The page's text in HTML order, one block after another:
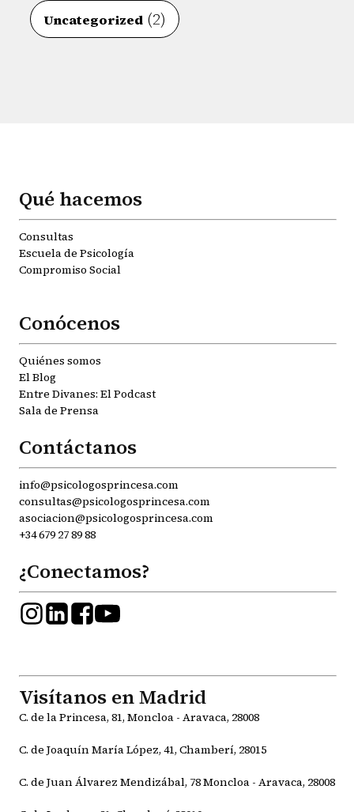
Uncategorized (2)
Qué hacemos
Consultas
Escuela de Psicología
Compromiso Social
Conócenos
Quiénes somos
El Blog
Entre Divanes: El Podcast
Sala de Prensa
Contáctanos
info@psicologosprincesa.com
consultas@psicologosprincesa.com
asociacion@psicologosprincesa.com
+34 679 27 89 88
¿Conectamos?
Visítanos en Madrid
C. de la Princesa, 81, Moncloa - Aravaca, 28008
C. de Joaquín María López, 41, Chamberí, 28015
C. de Juan Álvarez Mendizábal, 78 Moncloa - Aravaca, 28008